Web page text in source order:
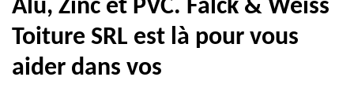
Alu, Zinc et PVC. Falck & Weiss
Toiture SRL est là pour vous
aider dans vos